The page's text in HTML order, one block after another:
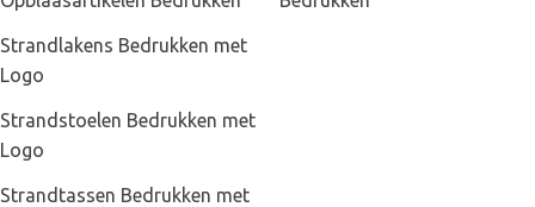
contact op via info@joinz.nl.
Strandlakens Bedrukken met
Logo
Strandstoelen Bedrukken met
Logo
Strandtassen Bedrukken met